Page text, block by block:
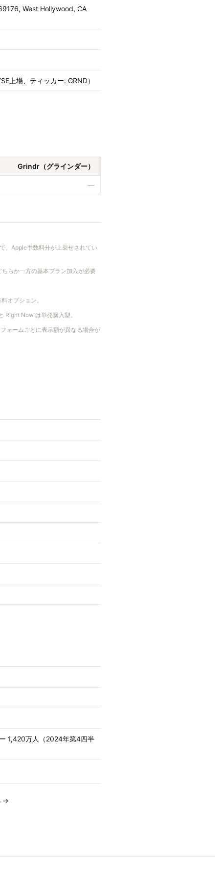
West Hollywood, CA
上場、ティッカー: GRND）
Grindr（グラインダー）
—
、Apple手数料分が上乗せされてい
らか一方の基本プラン加入が必要
オプション。
Right Now は単発購入型。
ォームごとに表示額が異なる場合が
1,420万人（2024年第4四半
→